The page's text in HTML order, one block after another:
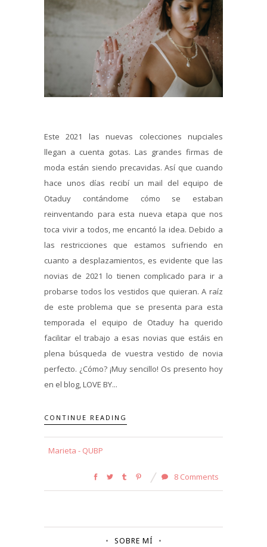
Este 2021 las nuevas colecciones nupciales
llegan a cuenta gotas. Las grandes firmas de
moda están siendo precavidas. Así que cuando
hace unos días recibí un mail del equipo de
Otaduy contándome cómo se estaban
reinventando para esta nueva etapa que nos
toca vivir a todos, me encantó la idea. Debido a
las restricciones que estamos sufriendo en
cuanto a desplazamientos, es evidente que las
novias de 2021 lo tienen complicado para ir a
probarse todos los vestidos que quieran. A raíz
de este problema que se presenta para esta
temporada el equipo de Otaduy ha querido
facilitar el trabajo a esas novias que estáis en
plena búsqueda de vuestra vestido de novia
perfecto. ¿Cómo? ¡Muy sencillo! Os presento hoy
en el blog, LOVE BY...
CONTINUE READING
Marieta - QUBP
8 Comments
SOBRE MÍ